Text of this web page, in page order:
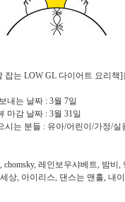
잡는 LOW GL 다이어트 요리책]
내는 날짜 : 3월 7일
마감 날짜 : 3월 31일
시는 분들 : 유아/어린이/가정/실
chomsky, 레인보우샤베트, 밤비
상, 아이리스, 댄스는 맨홀, 내